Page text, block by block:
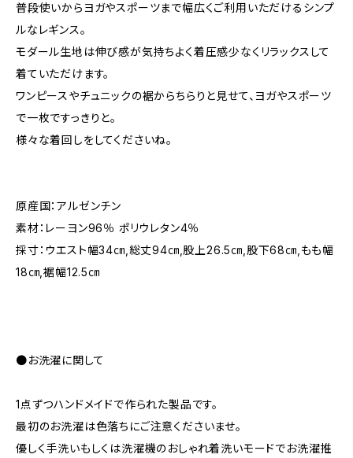
普段使いからヨガやスポーツまで幅広くご利用いただけるシンプ
ルなレギンス。
モダール生地は伸び感が気持ちよく着圧感少なくリラックスして
着ていただけます。
ワンピースやチュニックの裾からちらりと見せて、ヨガやスポーツ
で一枚ですっきりと。
様々な着回しをしてくださいね。
原産国：アルゼンチン
素材：レーヨン96％ ポリウレタン4％
採寸：ウエスト幅34㎝,総丈94㎝,股上26.5㎝,股下68㎝,もも幅
18㎝,裾幅12.5㎝
●お洗濯に関して
1点ずつハンドメイドで作られた製品です。
最初のお洗濯は色落ちにご注意くださいませ。
優しく手洗いもしくは洗濯機のおしゃれ着洗いモードでお洗濯推